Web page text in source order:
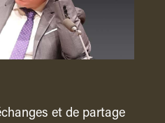
et de partage